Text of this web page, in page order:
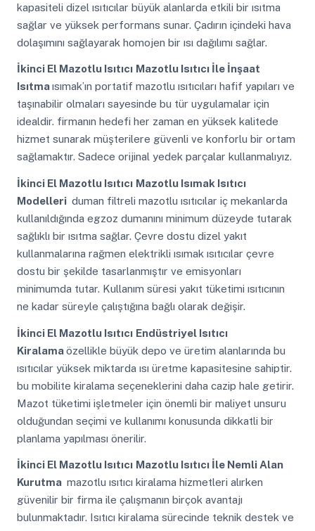
kapasiteli dizel ısıtıcılar büyük alanlarda etkili bir ısıtma
sağlar ve yüksek performans sunar. Çadırın içindeki hava
dolaşımını sağlayarak homojen bir ısı dağılımı sağlar.
İkinci El Mazotlu Isıtıcı Mazotlu Isıtıcı İle İnşaat
Isıtmaısımak’ın portatif mazotlu ısıtıcıları hafif yapıları ve
taşınabilir olmaları sayesinde bu tür uygulamalar için
idealdir. firmanın hedefi her zaman en yüksek kalitede
hizmet sunarak müşterilere güvenli ve konforlu bir ortam
sağlamaktır. Sadece orijinal yedek parçalar kullanmalıyız.
İkinci El Mazotlu Isıtıcı Mazotlu Isımak Isıtıcı
Modelleri duman filtreli mazotlu ısıtıcılar iç mekanlarda
kullanıldığında egzoz dumanını minimum düzeyde tutarak
sağlıklı bir ısıtma sağlar. Çevre dostu dizel yakıt
kullanmalarına rağmen elektrikli ısımak ısıtıcılar çevre
dostu bir şekilde tasarlanmıştır ve emisyonları
minimumda tutar. Kullanım süresi yakıt tüketimi ısıtıcının
ne kadar süreyle çalıştığına bağlı olarak değişir.
İkinci El Mazotlu Isıtıcı Endüstriyel Isıtıcı
Kiralamaözellikle büyük depo ve üretim alanlarında bu
ısıtıcılar yüksek miktarda ısı üretme kapasitesine sahiptir.
bu mobilite kiralama seçeneklerini daha cazip hale getirir.
Mazot tüketimi işletmeler için önemli bir maliyet unsuru
olduğundan seçimi ve kullanımı konusunda dikkatli bir
planlama yapılması önerilir.
İkinci El Mazotlu Isıtıcı Mazotlu Isıtıcı İle Nemli Alan
Kurutma mazotlu ısıtıcı kiralama hizmetleri alırken
güvenilir bir firma ile çalışmanın birçok avantajı
bulunmaktadır. Isıtıcı kiralama sürecinde teknik destek ve